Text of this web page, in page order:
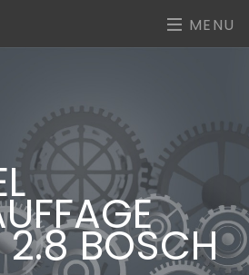
MENU
2.8 BOSCH